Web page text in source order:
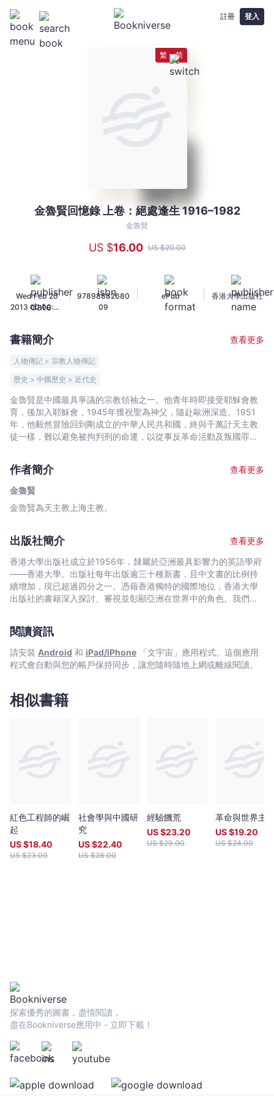
註冊 登入
繁 简
上
處
逢
生
1982
-
金
賢
-
文
宇
｜
Bookniverse
金魯賢回憶錄 上卷：絕處逢生 1916–1982
金魯賢
US $16.00 US $20.00
Wed Feb 20
2013 00:00:00
Universal
|
97898882680
09
ePub 香港大學出版社
書籍簡介 查看更多
人物傳記 > 宗教人物傳記
歷史 > 中國歷史 > 近代史
金魯賢是中國最具爭議的宗教領袖之一。他青年時即接受耶穌會教
育，後加入耶穌會，1945年獲祝聖為神父，隨赴歐洲深造。1951
年，他毅然冒險回到剛成立的中華人民共和國，終與千萬計天主教
徒一樣，難以避免被拘判刑的命運，以從事反革命活動及叛國罪判
議論紛紜。 事隔三十年，仍執主教權杖、為中國天主教會頭號人物
之一的金魯賢，回溯生平，縷述上世紀中至末葉藉信仰與情操渡過
驚濤歲月的經歷。 本卷由童年及入學說起，至入耶穌會受嚴格學術
及靈修訓練，及於新中國成立之際應命由外國返回內地，入獄，釋
作者簡介
查看更多
金魯賢
金魯賢為天主教上海主教。
出版社簡介
查看更多
香港大學出版社成立於1956年，隸屬於亞洲最具影響力的英語學府
——香港大學。出版社每年出版逾三十種新書，且中文書的比例持
續增加，現已超過四分之一。憑藉香港獨特的國際地位，香港大學
出版社的書籍深入探討、審視並彰顯亞洲在世界中的角色。我們在
閱讀資訊
請安裝 Android 和 iPad/iPhone 「文宇宙」應用程式。這個應用
程式會自動與您的帳戶保持同步，讓您隨時隨地上網或離線閱讀。
相似書籍
紅色工程師的崛
起
US $18.40
US $23.00
社會學與中國研
究
US $22.40
US $28.00
經驗饑荒
US $23.20
US $29.00
革命與世界主
US $19.20
US $24.00
探索優秀的圖書，盡情閱讀，
盡在Bookniverse應用中 - 立即下載！